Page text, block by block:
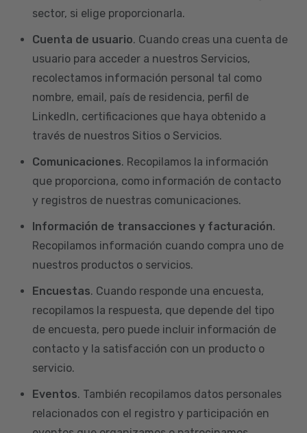
sector, si elige proporcionarla.
Cuenta de usuario. Cuando creas una cuenta de
usuario para acceder a nuestros Servicios,
recolectamos información personal tal como
nombre, email, país de residencia, perfil de
LinkedIn, certificaciones que haya obtenido a
través de nuestros Sitios o Servicios.
Comunicaciones. Recopilamos la información
que proporciona, como información de contacto
y registros de nuestras comunicaciones.
Información de transacciones y facturación.
Recopilamos información cuando compra uno de
nuestros productos o servicios.
Encuestas. Cuando responde una encuesta,
recopilamos la respuesta, que depende del tipo
de encuesta, pero puede incluir información de
contacto y la satisfacción con un producto o
servicio.
Eventos. También recopilamos datos personales
relacionados con el registro y participación en